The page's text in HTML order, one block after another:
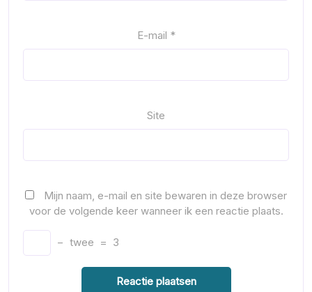
E-mail *
Site
Mijn naam, e-mail en site bewaren in deze browser
voor de volgende keer wanneer ik een reactie plaats.
− twee = 3